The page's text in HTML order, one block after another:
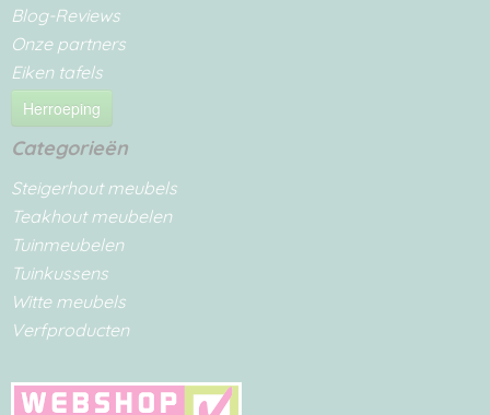
Blog-Reviews
Onze partners
Eiken tafels
Herroeping
Categorieën
Steigerhout meubels
Teakhout meubelen
Tuinmeubelen
Tuinkussens
Witte meubels
Verfproducten